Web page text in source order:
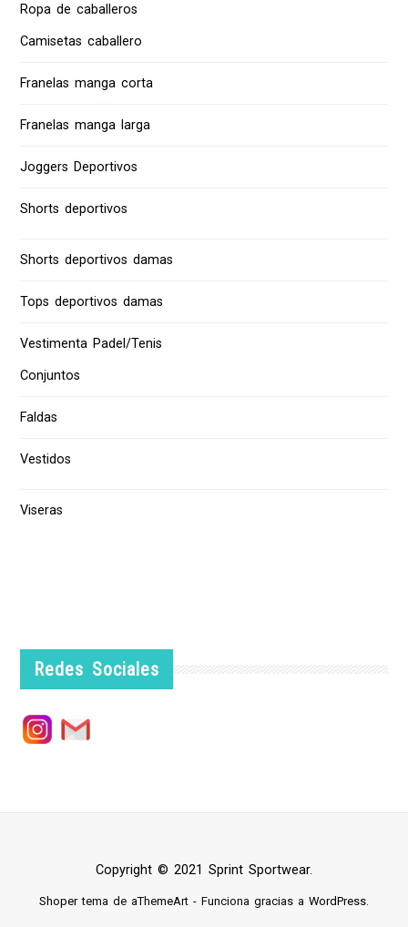
Ropa de caballeros
Camisetas caballero
Franelas manga corta
Franelas manga larga
Joggers Deportivos
Shorts deportivos
Shorts deportivos damas
Tops deportivos damas
Vestimenta Padel/Tenis
Conjuntos
Faldas
Vestidos
Viseras
Redes Sociales
Copyright © 2021 Sprint Sportwear.
Shopertema de aThemeArt - Funciona gracias a WordPress.